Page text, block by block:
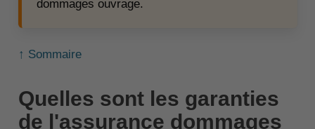
dommages ouvrage.
↑ Sommaire
Quelles sont les garanties
de l'assurance dommages